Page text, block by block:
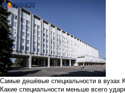
Самые дешёвые специальности в вузах
Какие специальности меньше всего